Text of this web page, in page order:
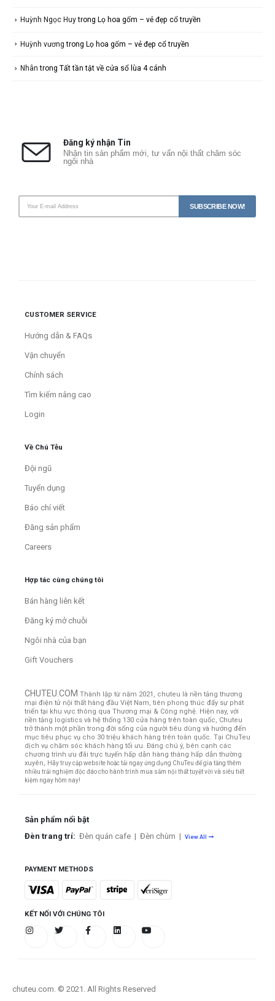
Huỳnh Ngọc Huytrong Lọ hoa gốm – vẻ đẹp cổ truyền
Huỳnh vương trong Lọ hoa gốm – vẻ đẹp cổ truyền
Nhân trong Tất tần tật về cửa sổ lùa 4 cánh
Đăng ký nhận Tin
Nhận tin sản phẩm mới, tư vấn nội thất chăm sóc
ngôi nhà
CUSTOMER SERVICE
Hướng dẫn & FAQs
Vận chuyển
Chính sách
Tìm kiếm nâng cao
Login
Về Chú Tễu
Đội ngũ
Tuyển dụng
Báo chí viết
Đăng sản phẩm
Careers
Hợp tác cùng chúng tôi
Bán hàng liên kết
Đăng ký mở chuỗi
Ngôi nhà của bạn
Gift Vouchers
CHUTEU.COM Thành lập từ năm 2021, chuteu là nền tảng thương
mại điện tử nội thất hàng đầu Việt Nam, tiên phong thúc đẩy sự phát
triển tại khu vực thông qua Thương mại & Công nghệ. Hiện nay, với
nền tảng logistics và hệ thống 130 cửa hàng trên toàn quốc, Chuteu
trở thành một phần trong đời sống của người tiêu dùng và hướng đến
mục tiêu phục vụ cho 30 triệu khách hàng trên toàn quốc. Tại ChuTeu
dịch vụ chăm sóc khách hàng tối ưu. Đáng chú ý, bên cạnh các
chương trình ưu đãi trực tuyến hấp dẫn hàng tháng hấp dẫn thường
xuyên, Hãy truy cập website hoặc tải ngay ứng dụng ChuTeu để gia tăng thêm
nhiều trải nghiệm độc đáo cho hành trình mua sắm nội thất tuyệt vời và siêu tiết
kiệm ngay hôm nay!
Sản phẩm nổi bật
Đèn trang trí: Đèn quán cafe | Đèn chùm | View All
PAYMENT METHODS
KẾT NỐI VỚI CHÚNG TÔI
chuteu.com. © 2021. All Rights Reserved